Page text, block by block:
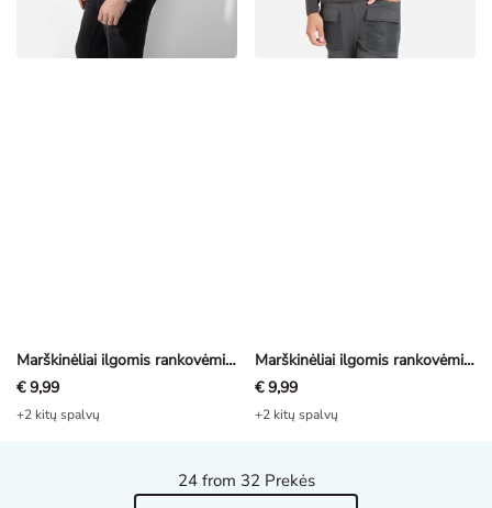
Marškinėliai ilgomis rankovėmis - Margas - pilkas
€ 9,99
+2 kitų spalvų
Marškinėliai ilgomis rankovėmis - Margas - tamsiai pilka
€ 9,99
+2 kitų spalvų
24from 32 Prekės